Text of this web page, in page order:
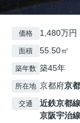
価格 1,480万円
面積 55.50㎡
築年数 築45年
所在地 京都府京
交通 近鉄京都線
京阪宇治線